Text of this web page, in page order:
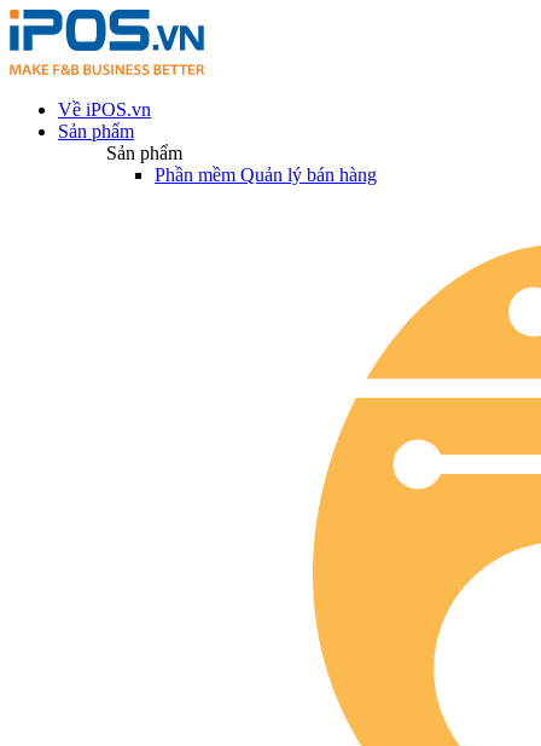
Về iPOS.vn
Sản phẩm
Sản phẩm
Phần mềm Quản lý bán hàng